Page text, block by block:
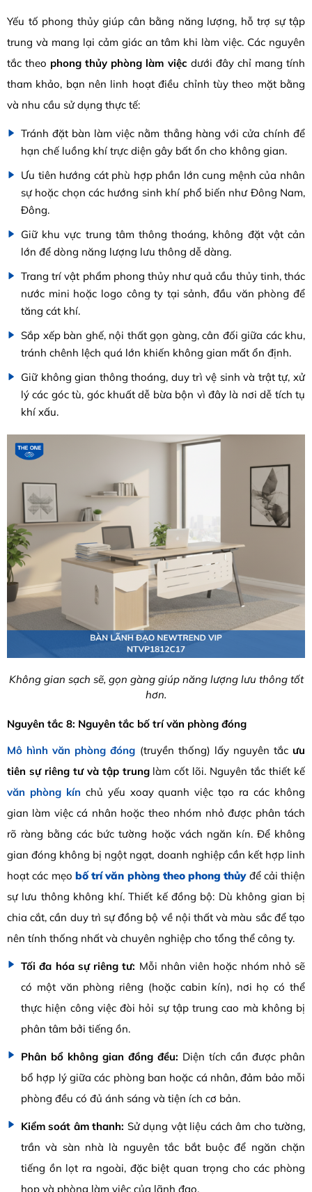
Yếu tố phong thủy giúp cân bằng năng lượng, hỗ trợ sự tập
trung và mang lại cảm giác an tâm khi làm việc. Các nguyên
tắc theo phong thủy phòng làm việc dưới đây chỉ mang tính
tham khảo, bạn nên linh hoạt điều chỉnh tùy theo mặt bằng
và nhu cầu sử dụng thực tế:
Tránh đặt bàn làm việc nằm thẳng hàng với cửa chính để
hạn chế luồng khí trực diện gây bất ổn cho không gian.
Ưu tiên hướng cát phù hợp phần lớn cung mệnh của nhân
sự hoặc chọn các hướng sinh khí phổ biến như Đông Nam,
Đông.
Giữ khu vực trung tâm thông thoáng, không đặt vật cản
lớn để dòng năng lượng lưu thông dễ dàng.
Trang trí vật phẩm phong thủy như quả cầu thủy tinh, thác
nước mini hoặc logo công ty tại sảnh, đầu văn phòng để
tăng cát khí.
Sắp xếp bàn ghế, nội thất gọn gàng, cân đối giữa các khu,
tránh chênh lệch quá lớn khiến không gian mất ổn định.
Giữ không gian thông thoáng, duy trì vệ sinh và trật tự, xử
lý các góc tù, góc khuất dễ bừa bộn vì đây là nơi dễ tích tụ
khí xấu.
Không gian sạch sẽ, gọn gàng giúp năng lượng lưu thông tốt
hơn.
Nguyên tắc 8: Nguyên tắc bố trí văn phòng đóng
Mô hình văn phòng đóng (truyền thống) lấy nguyên tắc ưu
tiên sự riêng tư và tập trunglàm cốt lõi. Nguyên tắc thiết kế
văn phòng kín chủ yếu xoay quanh việc tạo ra các không
gian làm việc cá nhân hoặc theo nhóm nhỏ được phân tách
rõ ràng bằng các bức tường hoặc vách ngăn kín. Để không
gian đóng không bị ngột ngạt, doanh nghiệp cần kết hợp linh
hoạt các mẹo bố trí văn phòng theo phong thủyđể cải thiện
sự lưu thông không khí. Thiết kế đồng bộ: Dù không gian bị
chia cắt, cần duy trì sự đồng bộ về nội thất và màu sắc để tạo
nên tính thống nhất và chuyên nghiệp cho tổng thể công ty.
Tối đa hóa sự riêng tư: Mỗi nhân viên hoặc nhóm nhỏ sẽ
có một văn phòng riêng (hoặc cabin kín), nơi họ có thể
thực hiện công việc đòi hỏi sự tập trung cao mà không bị
phân tâm bởi tiếng ồn.
Phân bổ không gian đồng đều: Diện tích cần được phân
bổ hợp lý giữa các phòng ban hoặc cá nhân, đảm bảo mỗi
phòng đều có đủ ánh sáng và tiện ích cơ bản.
Kiểm soát âm thanh: Sử dụng vật liệu cách âm cho tường,
trần và sàn nhà là nguyên tắc bắt buộc để ngăn chặn
tiếng ồn lọt ra ngoài, đặc biệt quan trọng cho các phòng
họp và phòng làm việc của lãnh đạo.